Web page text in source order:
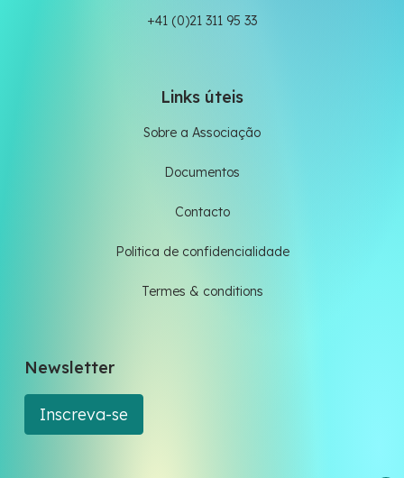
+41 (0)21 311 95 33
Links úteis
Sobre a Associação
Documentos
Contacto
Politica de confidencialidade
Termes & conditions
Newsletter
Inscreva-se